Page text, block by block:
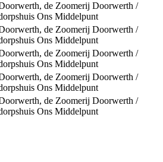
de Zoomerij Doorwerth /
Ons Middelpunt
de Zoomerij Doorwerth /
Ons Middelpunt
de Zoomerij Doorwerth /
Ons Middelpunt
de Zoomerij Doorwerth /
Ons Middelpunt
de Zoomerij Doorwerth /
Ons Middelpunt